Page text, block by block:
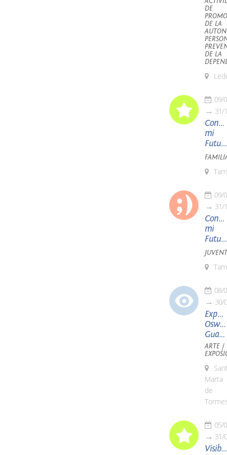
DE
DE LA
DE LA
09/
31/
mi
Futuro
09/
31/
mi
Futuro
08/
30/
Guayasamín
ARTE /
Marta
de
05/
31/